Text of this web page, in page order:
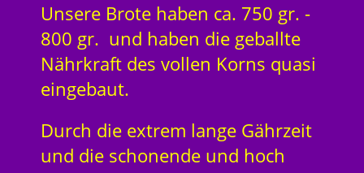
Unsere Brote haben ca. 750 gr. -
800 gr. und haben die geballte
Nährkraft des vollen Korns quasi
eingebaut.
Durch die extrem lange Gährzeit
und die schonende und hoch